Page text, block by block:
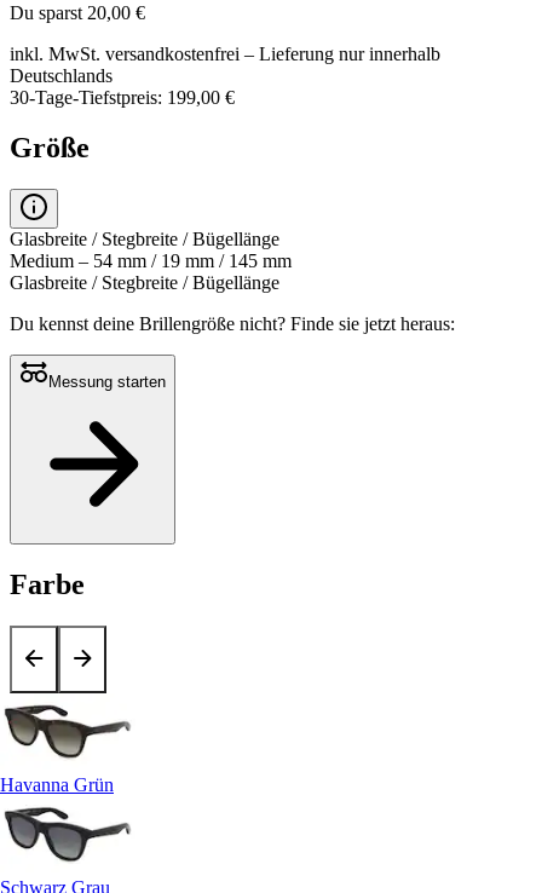
Du sparst 20,00 €
inkl. MwSt. versandkostenfrei – Lieferung nur innerhalb
Deutschlands
30-Tage-Tiefstpreis: 199,00 €
Größe
Glasbreite / Stegbreite / Bügellänge
Medium – 54 mm / 19 mm / 145 mm
Glasbreite / Stegbreite / Bügellänge
Du kennst deine Brillengröße nicht? Finde sie jetzt heraus:
Messung starten
Farbe
Havanna Grün
Schwarz Grau